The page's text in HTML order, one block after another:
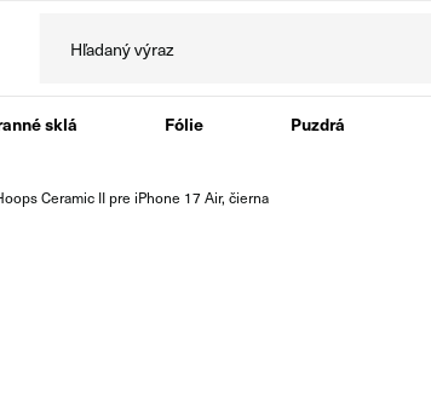
sklá Fólie Puzdrá
Ceramic II pre iPhone 17 Air, čierna